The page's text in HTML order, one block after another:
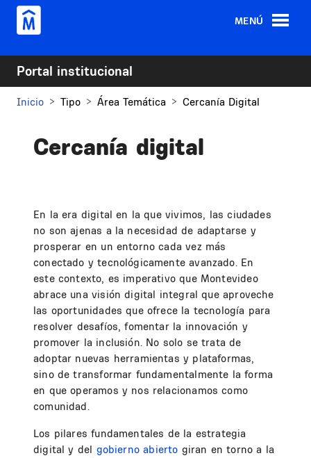
Pasar al contenido principal
MENÚ
Portal institucional
Inicio Tipo Área Temática Cercanía Digital
Cercanía digital
En la era digital en la que vivimos, las ciudades
no son ajenas a la necesidad de adaptarse y
prosperar en un entorno cada vez más
conectado y tecnológicamente avanzado. En
este contexto, es imperativo que Montevideo
abrace una visión digital integral que aproveche
las oportunidades que ofrece la tecnología para
resolver desafíos, fomentar la innovación y
promover la inclusión. No solo se trata de
adoptar nuevas herramientas y plataformas,
sino de transformar fundamentalmente la forma
en que operamos y nos relacionamos como
comunidad.
Los pilares fundamentales de la estrategia
digital y del gobierno abierto giran en torno a la